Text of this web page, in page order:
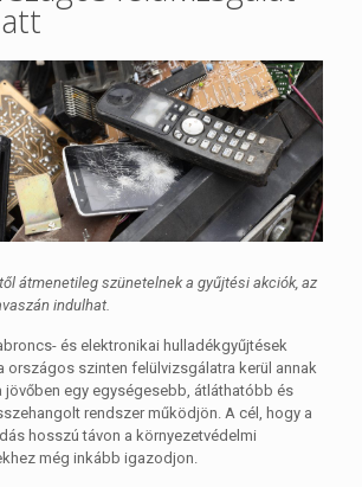
átmenetileg szünetelnek a gyűjtési akciók, az
indulhat.
és elektronikai hulladékgyűjtések
országos szinten felülvizsgálatra kerül annak
jövőben egy egységesebb, átláthatóbb és
rendszer működjön. A cél, hogy a
hosszú távon a környezetvédelmi
még inkább igazodjon.